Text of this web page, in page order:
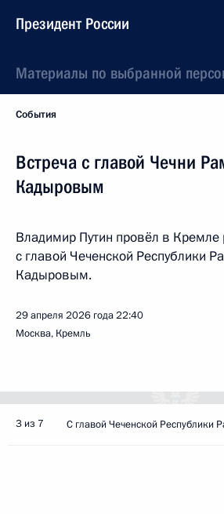
Президент России
Материалы по выбранной
События
Встреча с главой Чечни
Кадыровым
Владимир Путин провёл в Кремле
с главой Чеченской Республики
Кадыровым.
29 апреля 2026 года22:40
Москва, Кремль
3 из 7 С главой Чеченской